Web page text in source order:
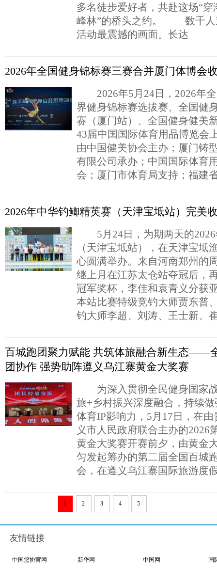
多名徒步爱好者，共赴这场“
峰林”的桥头之约。 数千人
活动最震撼的画面。长达
2026年全国健身锦标赛三赛合并厦门体博会
2026年5月24日，2026年全
界健身锦标赛选拔赛、全国健
赛（厦门站）、全国健身健美
43届中国国际体育用品博览会
由中国健美协会主办；厦门铸
有限公司承办；中国国际体育
会；厦门市体育局支持；福建
2026年中华钓鲫精英赛（天津宝坻站）完美
5月24日，为期两天的2026
（天津宝坻站），在天津宝坻
心圆满举办。来自河南郑州的
继上月在江苏太仓站夺冠后，
冠军奖杯，李佳和袁青义分
本站比赛特级竞钓大师贾东普
钓大师李超、刘涛、王士新、
百城跑团聚力赋能 共筑体旅融合新生态——
团协作 强势助阵遵义乌江寨黄金大奖赛
为深入贯彻全民健身国家
旅+乡村振兴深度融合，持续
体育IP影响力，5月17日，在
义市人民政府联合主办的2026
黄金大奖赛开赛前夕，由黄金
匀发起筹办的第二届全国百城
会，在遵义乌江寨国际旅游度
1 2 3 4 5
友情链接
中国篮协官网 新华网 中国网 国